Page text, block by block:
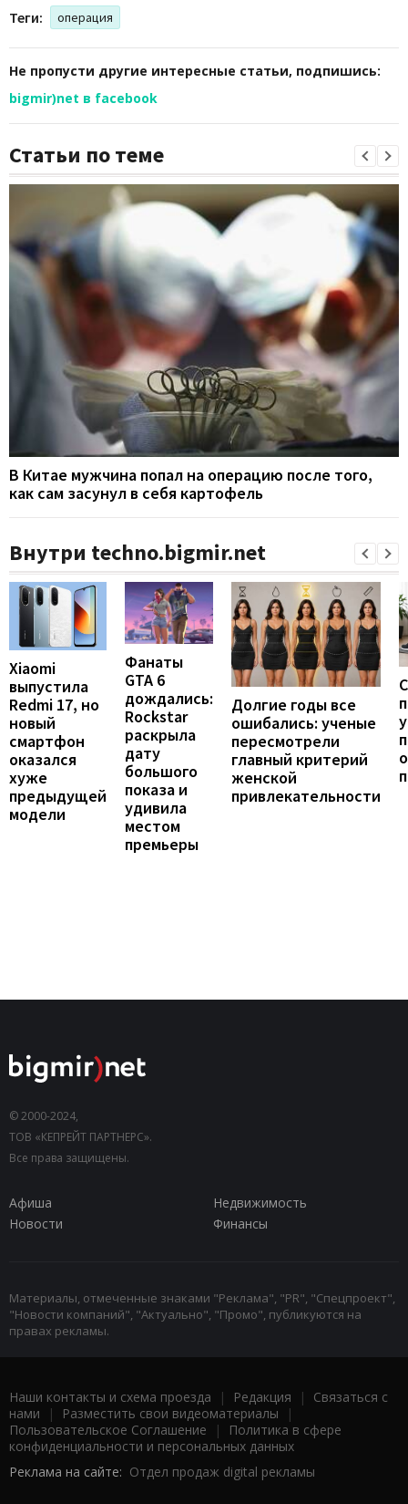
Теги: операция
Не пропусти другие интересные статьи, подпишись:
bigmir)net в facebook
Статьи по теме
В Китае мужчина попал на операцию после того,
как сам засунул в себя картофель
Внутри techno.bigmir.net
Xiaomi
выпустила
Redmi 17, но
новый
смартфон
оказался
хуже
предыдущей
модели
Фанаты
GTA 6
дождались:
Rockstar
раскрыла
дату
большого
показа и
удивила
местом
премьеры
Долгие годы все
ошибались: ученые
пересмотрели
главный критерий
женской
привлекательности
© 2000-2024,
ТОВ «КЕПРЕЙТ ПАРТНЕРС».
Все права защищены.
Афиша
Недвижимость
Новости
Финансы
Материалы, отмеченные знаками "Реклама", "PR", "Спецпроект",
"Новости компаний", "Актуально", "Промо", публикуются на
правах рекламы.
Наши контакты и схема проезда | Редакция | Связаться с
нами | Разместить свои видеоматериалы |
Пользовательское Соглашение |
Политика в сфере
конфиденциальности и персональных данных
Реклама на сайте: Отдел продаж digital рекламы